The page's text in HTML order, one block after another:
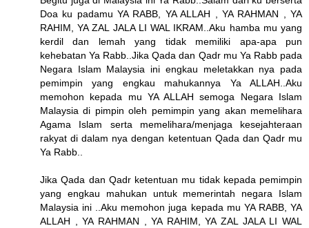
Doa ku padamu YA RABB, YA ALLAH , YA RAHMAN , YA
RAHIM, YA ZAL JALA LI WAL IKRAM..Aku hamba mu yang
kerdil dan lemah yang tidak memiliki apa-apa pun
kehebatan Ya Rabb..Jika Qada dan Qadr mu Ya Rabb pada
Negara Islam Malaysia ini engkau meletakkan nya pada
pemimpin yang engkau mahukannya Ya ALLAH..Aku
memohon kepada mu YA ALLAH semoga Negara Islam
Malaysia di pimpin oleh pemimpin yang akan memelihara
Agama Islam serta memelihara/menjaga kesejahteraan
rakyat di dalam nya dengan ketentuan Qada dan Qadr mu
Ya Rabb..
Jika Qada dan Qadr ketentuan mu tidak kepada pemimpin
yang engkau mahukan untuk memerintah negara Islam
Malaysia ini ..Aku memohon juga kepada mu YA RABB, YA
ALLAH , YA RAHMAN , YA RAHIM, YA ZAL JALA LI WAL